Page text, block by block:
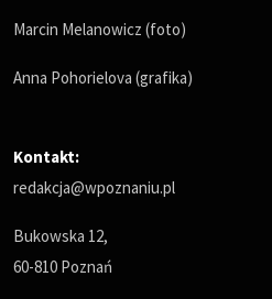
Marcin Melanowicz (foto)
Anna Pohorielova (grafika)
Kontakt:
redakcja@wpoznaniu.pl
Bukowska 12,
60-810 Poznań